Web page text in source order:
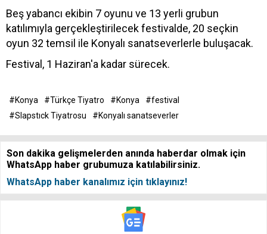
Beş yabancı ekibin 7 oyunu ve 13 yerli grubun
katılımıyla gerçekleştirilecek festivalde, 20 seçkin
oyun 32 temsil ile Konyalı sanatseverlerle buluşacak.
Festival, 1 Haziran'a kadar sürecek.
#Konya #Türkçe Tiyatro #Konya
#festival
#Slapstıck Tiyatrosu
#Konyalı sanatseverler
Son dakika gelişmelerden anında haberdar olmak için
WhatsApp haber grubumuza katılabilirsiniz.
WhatsApp haber kanalımız için tıklayınız!